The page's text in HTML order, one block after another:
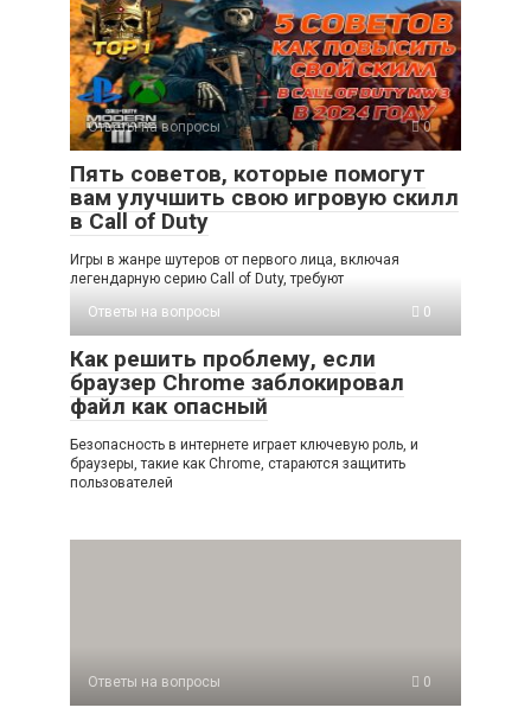
Ответы на вопросы 0
Пять советов, которые помогут
вам улучшить свою игровую скилл
в Call of Duty
Игры в жанре шутеров от первого лица, включая
легендарную серию Call of Duty, требуют
Ответы на вопросы
0
Как решить проблему, если
браузер Chrome заблокировал
файл как опасный
Безопасность в интернете играет ключевую роль, и
браузеры, такие как Chrome, стараются защитить
пользователей
Ответы на вопросы 0